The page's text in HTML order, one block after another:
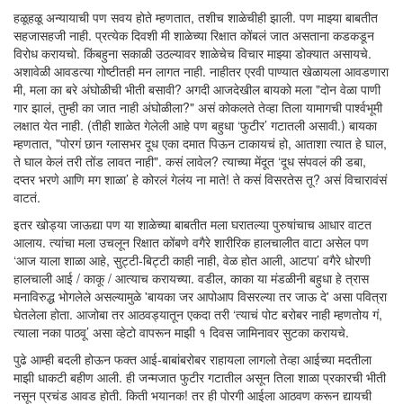
हळूहळू अन्यायाची पण सवय होते म्हणतात, तशीच शाळेचीही झाली. पण माझ्या बाबतीत
सहजासहजी नाही. प्रत्येक दिवशी मी शाळेच्या रिक्षात कोंबलं जात असताना कडकडून
विरोध करायचो. किंबहुना सकाळी उठल्यावर शाळेचेच विचार माझ्या डोक्यात असायचे.
अशावेळी आवडत्या गोष्टीतही मन लागत नाही. नाहीतर एरवी पाण्यात खेळायला आवडणारा
मी, मला का बरे अंघोळीची भीती बसावी? अगदी आजदेखील बायको मला "दोन वेळा पाणी
गार झालं, तुम्ही का जात नाही अंघोळीला?" असं कोकलते तेव्हा तिला यामागची पार्श्वभूमी
लक्षात येत नाही. (तीही शाळेत गेलेली आहे पण बहुधा ‘फुटीर’ गटातली असावी.) बायका
म्हणतात, "पोरगं छान ग्लासभर दूध एका दमात पिऊन टाकायचं हो, आताशा त्यात हे घाल,
ते घाल केलं तरी तोंड लावत नाही". कसं लावेल? त्याच्या मेंदूत ‘दूध संपवलं की डबा,
दप्तर भरणे आणि मग शाळा’ हे कोरलं गेलंय ना माते! ते कसं विसरतेस तू? असं विचारावंसं
वाटतं.
इतर खोड्या जाऊद्या पण या शाळेच्या बाबतीत मला घरातल्या पुरुषांचाच आधार वाटत
आलाय. त्यांचा मला उचलून रिक्षात कोंबणे वगैरे शारीरिक हालचालीत वाटा असेल पण
‘आज याला शाळा आहे, सुट्टी-बिट्टी काही नाही, वेळ होत आली, आटपा’ वगैरे धोरणी
हालचाली आई / काकू / आत्याच करायच्या. वडील, काका या मंडळीनी बहुधा हे त्रास
मनाविरुद्ध भोगलेले असल्यामुळे 'बायका जर आपोआप विसरल्या तर जाऊ दे' असा पवित्रा
घेतलेला होता. आजोबा तर आठवड्यातून एकदा तरी ‘त्याचं पोट बरोबर नाही म्हणतोय गं,
त्याला नका पाठवू’ असा व्हेटो वापरून माझी १ दिवस जामिनावर सुटका करायचे.
पुढे आम्ही बदली होऊन फक्त आई-बाबांबरोबर राहायला लागलो तेव्हा आईच्या मदतीला
माझी धाकटी बहीण आली. ही जन्मजात फुटीर गटातील असून तिला शाळा प्रकारची भीती
नसून प्रचंड आवड होती. किती भयानक! तर ही पोरगी आईला आठवण करून द्यायची